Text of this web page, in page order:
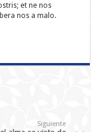
et ne nos
nos a malo.
Siguiente